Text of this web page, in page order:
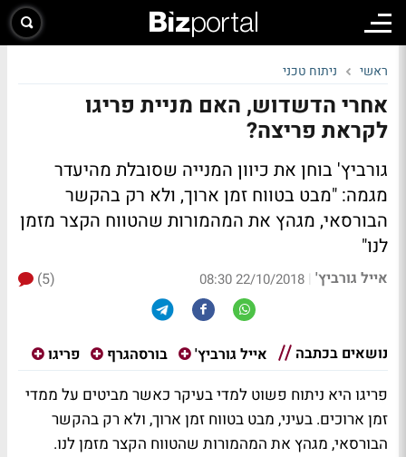
ראשי ניתוח טכני
אחרי הדשדוש, האם מניית פריגו
לקראת פריצה?
גורביץ' בוחן את כיוון המנייה שסובלת מהיעדר
מגמה: "מבט בטווח זמן ארוך, ולא רק בהקשר
הבורסאי, מגהץ את המהמורות שהטווח הקצר מזמן
לנו"
אייל גורביץ' |
22/10/2018 08:30
(5)
נושאים בכתבה אייל גורביץ' בורסהגרף פריגו
פריגו היא ניתוח פשוט למדי בעיקר כאשר מביטים על ממדי
זמן ארוכים. בעיני, מבט בטווח זמן ארוך, ולא רק בהקשר
הבורסאי, מגהץ את המהמורות שהטווח הקצר מזמן לנו.